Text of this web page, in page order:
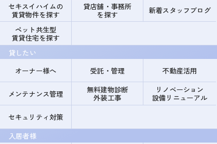
セキスイハイムの
賃貸物件を探す
貸店舗・事務所
を探す
新着スタッフブログ
ペット共生型
賃貸住宅を探す
貸したい
オーナー様へ
受託・管理 不動産活用
メンテナンス管理
無料建物診断
外装工事
リノベーション
設備リニューアル
セキュリティ対策
入居者様